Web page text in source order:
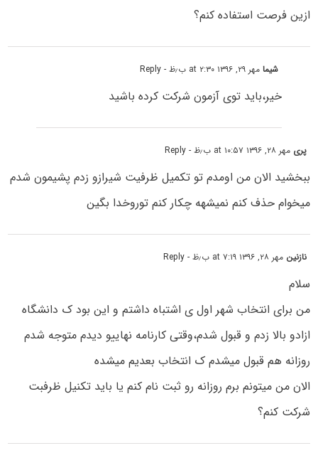
ازین فرصت استفاده کنم؟
شیمامهر ۲۹, ۱۳۹۶ at ۲:۳۰ ب٫ظ - Reply
خیر،باید توی آزمون شرکت کرده باشید
پری مهر ۲۸, ۱۳۹۶ at ۱۰:۵۷ ب٫ظ - Reply
ببخشید الان من اومدم تو تکمیل ظرفیت شیرازو زدم پشیمون شدم
میخوام حذف کنم نمیشهه چکار کنم توروخدا بگین
نازنین مهر ۲۸, ۱۳۹۶ at ۷:۱۹ ب٫ظ - Reply
سلام
من برای انتخاب شهر اول ی اشتباه داشتم و این بود ک دانشگاه
ازادو بالا زدم و قبول شدم،وقتی کارنامه نهاییو دیدم متوجه شدم
روزانه هم قبول میشدم ک انتخاب بعدیم میشده
الان من میتونم برم روزانه رو ثبت نام کنم یا باید تکنیل ظرفبت
شرکت کنم؟